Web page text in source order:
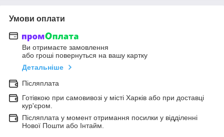
Умови оплати
Ви отримаєте замовлення
або гроші повернуться на вашу картку
Детальніше
Післяплата
Готівкою при самовивозі у місті Харків або при доставці
кур'єром.
Післяплата у момент отримання посилки у відділенні
Нової Пошти або Інтайм.